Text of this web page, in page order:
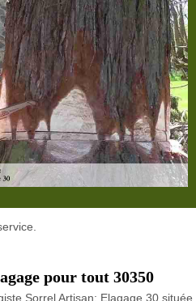
pour tout 30350
Sorrel Artisan; Elagage 30